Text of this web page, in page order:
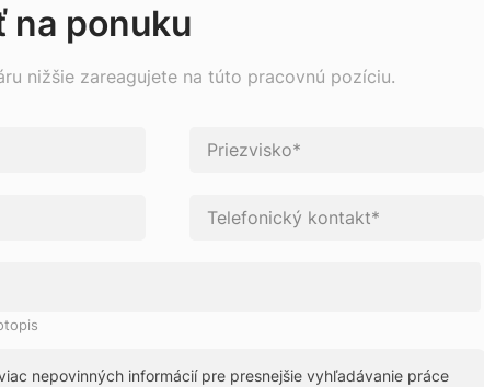
na ponuku
nižšie zareagujete na túto pracovnú pozíciu.
nepovinných informácií pre presnejšie vyhľadávanie práce